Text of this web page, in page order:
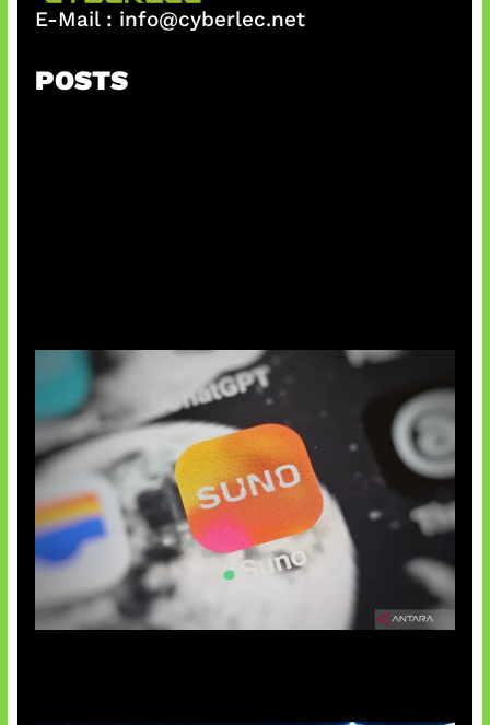
E-Mail : info@cyberlec.net
POSTS